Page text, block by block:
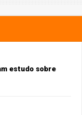
estudo sobre